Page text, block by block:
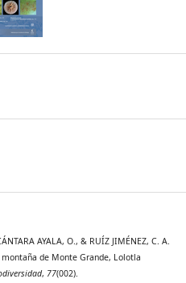
AYALA, O., & RUÍZ JIMÉNEZ, C. A.
de Monte Grande, Lolotla
, 77(002).